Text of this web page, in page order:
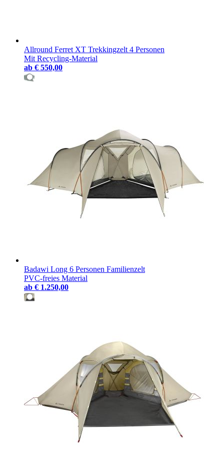
Allround Ferret XT Trekkingzelt 4 Personen
Mit Recycling-Material
ab € 550,00
Badawi Long 6 Personen Familienzelt
PVC-freies Material
ab € 1.250,00